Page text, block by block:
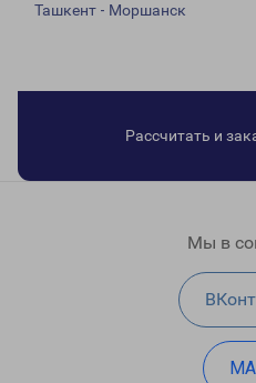
Ташкент - Моршанск
Рассчитать и
Мы в